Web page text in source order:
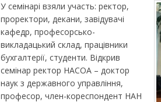
У семінарі взяли участь: ректор,
проректори, декани, завідувачі
кафедр, професорсько-
викладацький склад, працівники
бухгалтерії, студенти. Відкрив
семінар ректор НАСОА – доктор
наук з державного управління,
професор, член-кореспондент НАН